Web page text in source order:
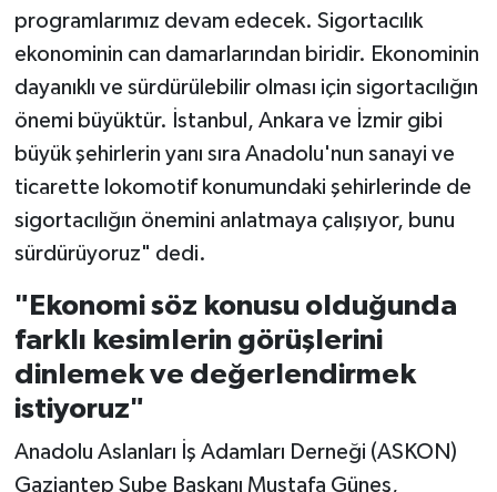
programlarımız devam edecek. Sigortacılık
ekonominin can damarlarından biridir. Ekonominin
dayanıklı ve sürdürülebilir olması için sigortacılığın
önemi büyüktür. İstanbul, Ankara ve İzmir gibi
büyük şehirlerin yanı sıra Anadolu'nun sanayi ve
ticarette lokomotif konumundaki şehirlerinde de
sigortacılığın önemini anlatmaya çalışıyor, bunu
sürdürüyoruz" dedi.
"Ekonomi söz konusu olduğunda
farklı kesimlerin görüşlerini
dinlemek ve değerlendirmek
istiyoruz"
Anadolu Aslanları İş Adamları Derneği (ASKON)
Gaziantep Şube Başkanı Mustafa Güneş,